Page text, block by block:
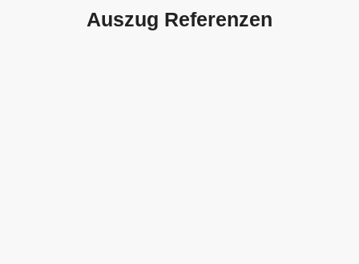
Auszug Referenzen